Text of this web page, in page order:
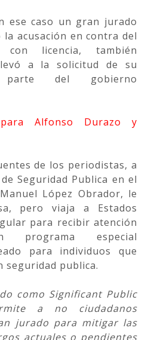
ese caso un gran jurado
acusación en contra del
con licencia, también
a la solicitud de su
del gobierno
Alfonso Durazo y
de los periodistas, a
Seguridad Publica en el
López Obrador, le
pero viaja a Estados
para recibir atención
especial
para individuos que
seguridad publica.
como Significant Public
a no ciudadanos
jurado para mitigar las
actuales o pendientes